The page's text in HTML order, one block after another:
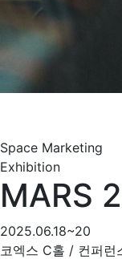
Space Marketing
Exhibition
MARS
2025.06.18~20
코엑스 C홀 / 컨퍼런